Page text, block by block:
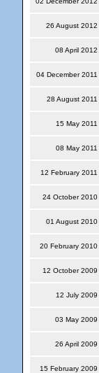
26 August 2012
08 April 2012
04 December 2011
28 August 2011
15 May 2011
08 May 2011
12 February 2011
24 October 2010
01 August 2010
20 February 2010
12 October 2009
12 July 2009
03 May 2009
26 April 2009
15 February 2009